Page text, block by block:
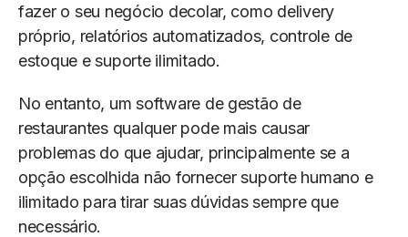
fazer o seu negócio decolar, como delivery
próprio, relatórios automatizados, controle de
estoque e suporte ilimitado.
No entanto, um software de gestão de
restaurantes qualquer pode mais causar
problemas do que ajudar, principalmente se a
opção escolhida não fornecer suporte humano e
ilimitado para tirar suas dúvidas sempre que
necessário.